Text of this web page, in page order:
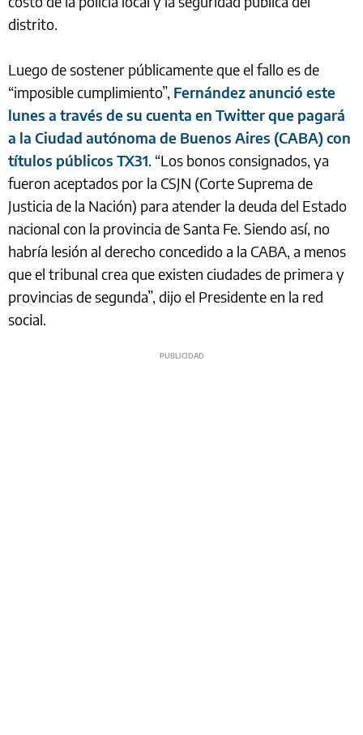
distrito.
Luego de sostener públicamente que el fallo es de
“imposible cumplimiento”, Fernández anunció este
lunes a través de su cuenta en Twitter que pagará
a la Ciudad autónoma de Buenos Aires (CABA) con
títulos públicos TX31. “Los bonos consignados, ya
fueron aceptados por la CSJN (Corte Suprema de
Justicia de la Nación) para atender la deuda del Estado
nacional con la provincia de Santa Fe. Siendo así, no
habría lesión al derecho concedido a la CABA, a menos
que el tribunal crea que existen ciudades de primera y
provincias de segunda”, dijo el Presidente en la red
social.